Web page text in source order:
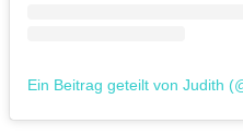
Ein Beitrag geteilt von Judith